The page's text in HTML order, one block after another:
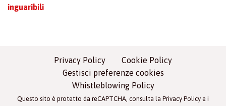
inguaribili
Privacy Policy
Cookie Policy
Gestisci preferenze cookies
Whistleblowing Policy
Questo sito è protetto da reCAPTCHA, consulta la Privacy Policy e i